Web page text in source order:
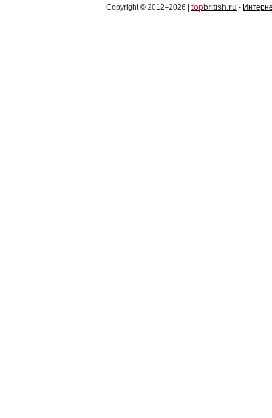
Copyright © 2012–2026 | topbritish.ru -